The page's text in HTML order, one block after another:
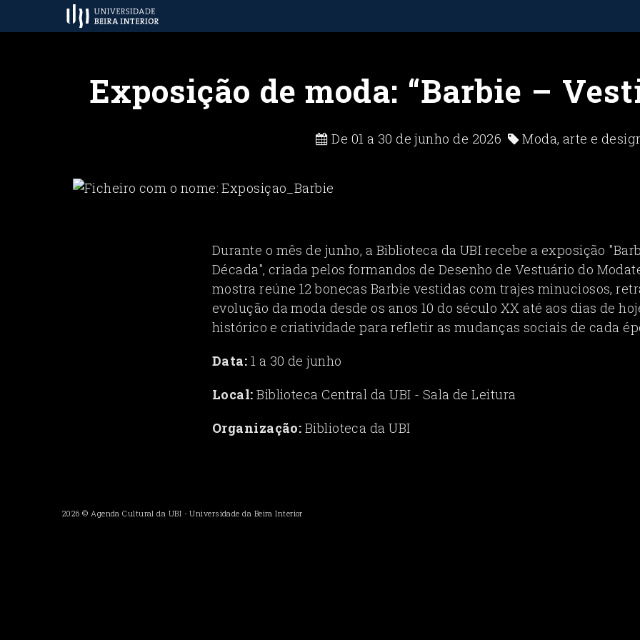
Exposição de moda: “Barbie –
De 01 a 30 de junho de 2026 Moda, arte e
Durante o mês de junho, a Biblioteca da UBI recebe a exposição
Década", criada pelos formandos de Desenho de Vestuário do
mostra reúne 12 bonecas Barbie vestidas com trajes minuciosos,
evolução da moda desde os anos 10 do século XX até aos dias de
histórico e criatividade para refletir as mudanças sociais de cada
Data: 1 a 30 de junho
Local: Biblioteca Central da UBI - Sala de Leitura
Organização: Biblioteca da UBI
2026 © Agenda Cultural da UBI -Universidade da Beira Interior